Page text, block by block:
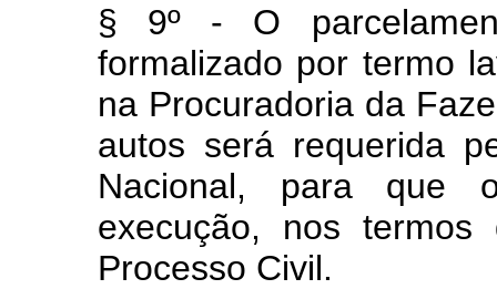
§ 9º - O
formalizado por termo
na Procuradoria da
autos será requerida
Nacional, para que
execução, nos
Processo Civil.